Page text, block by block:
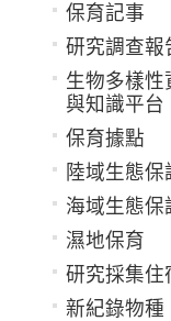
保育記事
研究調查報
生物多樣性
與知識平台
保育據點
陸域生態保
海域生態保
濕地保育
研究採集住
新紀錄物種